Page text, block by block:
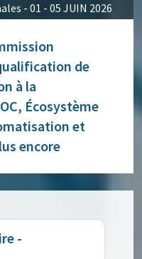
- 01 - 05 JUIN 2026
de
à la
Écosystème
et
encore